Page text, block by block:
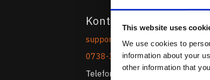
This website uses
We use cookies to
information about your
other information that
Kontakta Oss
support@prestandabelysning.se
0738-343536
Telefontider: